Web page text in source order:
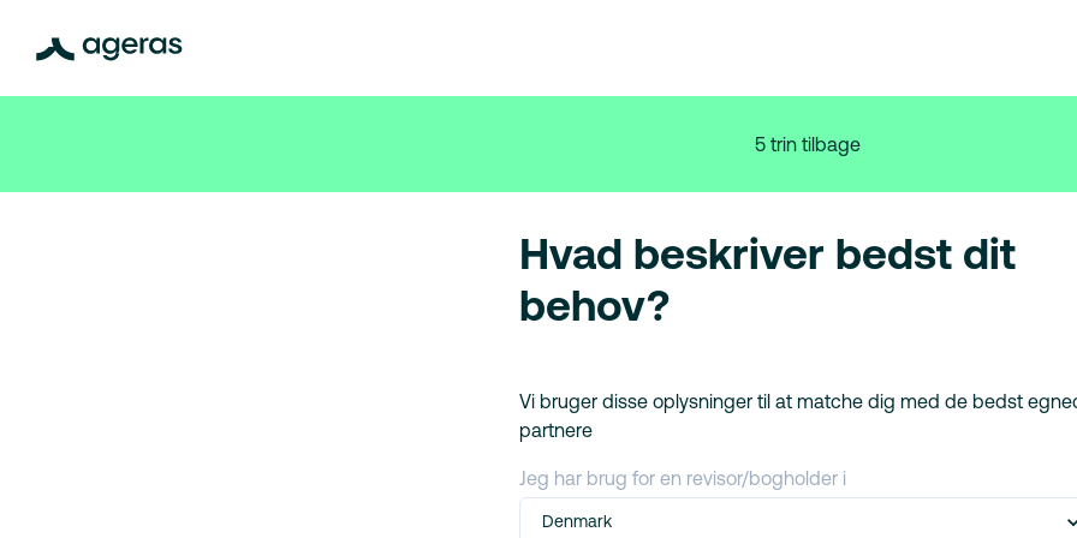
5 trin tilbage
Hvad beskriver bedst dit
behov?
Vi bruger disse oplysninger til at matche dig med de bedst
partnere
Jeg har brug for en revisor/bogholder i
Denmark